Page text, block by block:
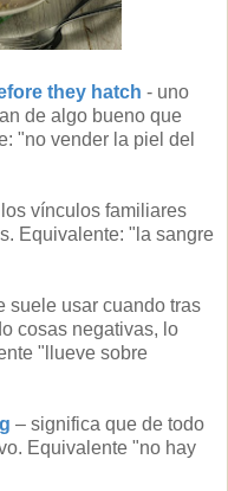
they hatch - uno
de algo bueno que
"no vender la piel del
vínculos familiares
Equivalente: "la sangre
suele usar cuando tras
cosas negativas, lo
"llueve sobre
– significa que de todo
Equivalente "no hay